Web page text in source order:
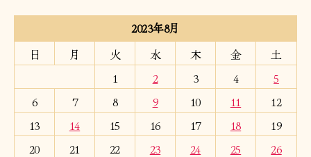
2023年8月
日
月 火 水 木 金
土
1
2 3 4
5
6
7 8 9 10 11
12
13
14 15 16 17 18
19
20
21 22 23 24 25
26